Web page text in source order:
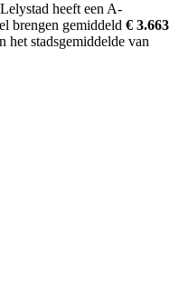
heeft een A-
brengen gemiddeld € 3.663
het stadsgemiddelde van